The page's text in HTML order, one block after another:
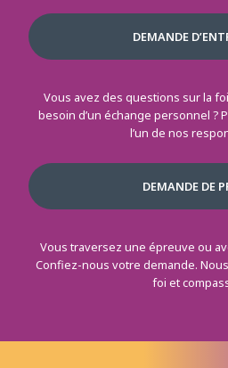
DEMANDE
Vous avez des questions sur la
besoin d’un échange personnel ?
l’un de nos
DEMANDE DE
Vous traversez une épreuve ou
Confiez-nous votre demande.
foi et